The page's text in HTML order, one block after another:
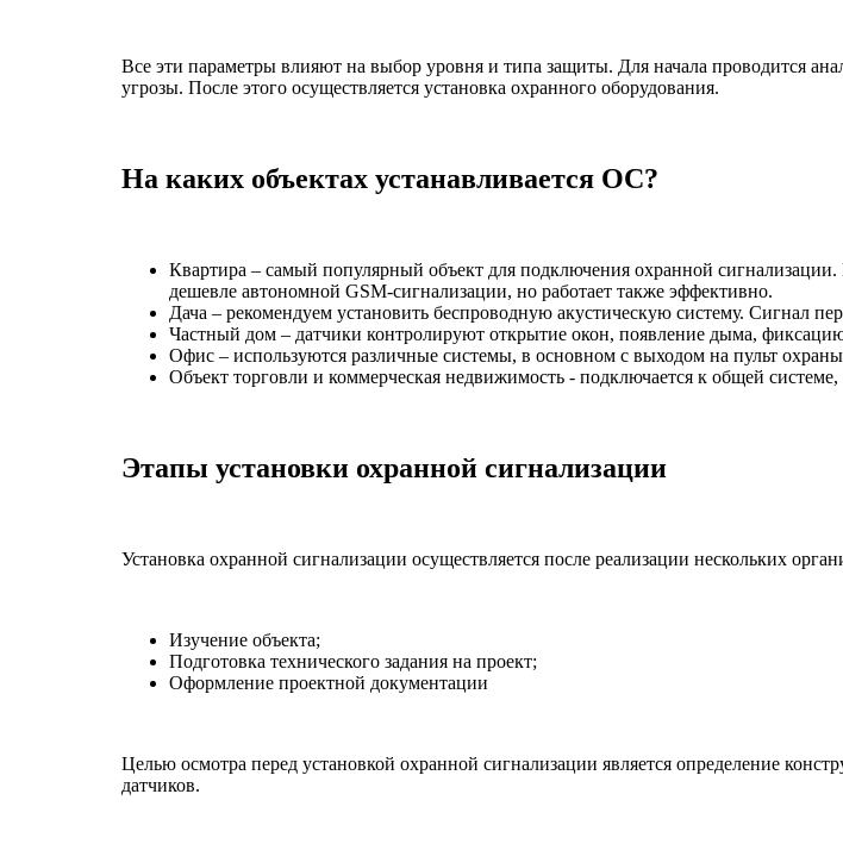
Все эти параметры влияют на выбор уровня и типа защиты. Для начала проводится
угрозы. После этого осуществляется установка охранного оборудования.
На каких объектах устанавливается ОС?
Квартира – самый популярный объект для подключения охранной
дешевле автономной GSM-сигнализации, но работает также эффективно.
Дача – рекомендуем установить беспроводную акустическую систему. Сигнал
Частный дом – датчики контролируют открытие окон, появление дыма,
Офис – используются различные системы, в основном с выходом на пульт
Объект торговли и коммерческая недвижимость - подключается к общей
Этапы установки охранной сигнализации
Установка охранной сигнализации осуществляется после реализации нескольких
Изучение объекта;
Подготовка технического задания на проект;
Оформление проектной документации
Целью осмотра перед установкой охранной сигнализации является определение
датчиков.